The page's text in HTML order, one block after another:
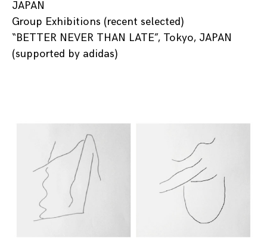
JAPAN
Group Exhibitions (recent selected)
“BETTER NEVER THAN LATE”, Tokyo, JAPAN
(supported by adidas)